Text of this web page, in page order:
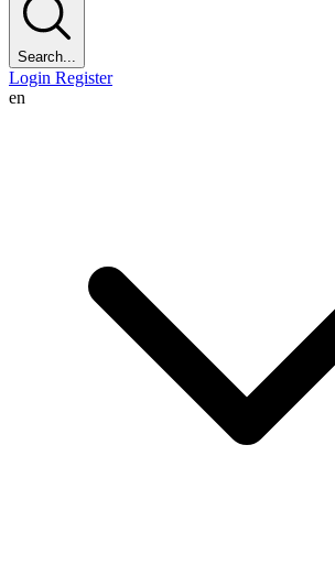
Search...
Login Register
en